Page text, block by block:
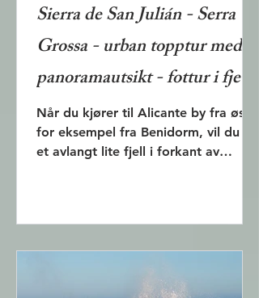
Sierra de San Julián - Serra
Grossa - urban topptur med
panoramautsikt - fottur i fjell
ved Alicante by
Når du kjører til Alicante by fra øst,
for eksempel fra Benidorm, vil du se
et avlangt lite fjell i forkant av
rundt Alicante, som man også ser
godt fra Castillo de Santa Bárbara
selv om dette er et populært